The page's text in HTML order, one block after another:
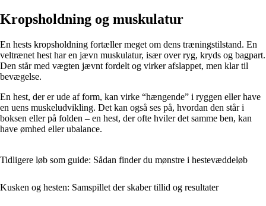
Kropsholdning og muskulatur
En hests kropsholdning fortæller meget om dens træningstilstand. En
veltrænet hest har en jævn muskulatur, især over ryg, kryds og bagpart.
Den står med vægten jævnt fordelt og virker afslappet, men klar til
bevægelse.
En hest, der er ude af form, kan virke “hængende” i ryggen eller have
en uens muskeludvikling. Det kan også ses på, hvordan den står i
boksen eller på folden – en hest, der ofte hviler det samme ben, kan
have ømhed eller ubalance.
Tidligere løb som guide: Sådan finder du mønstre i hestevæddeløb
Kusken og hesten: Samspillet der skaber tillid og resultater